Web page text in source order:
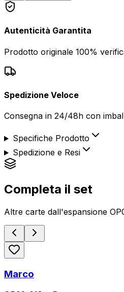
Autenticità Garantita
Prodotto originale 100%
Spedizione Veloce
Consegna in 24/48h con
Specifiche Prodotto
Spedizione e Resi
Completa il set
Altre carte dall'espansione
Marco